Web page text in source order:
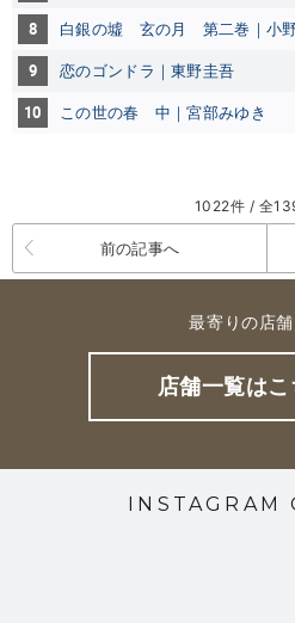
8 白銀の墟 玄の月 第二巻
9 恋のゴンドラ｜東野圭
10 この世の春 中｜宮部みゆき
1022件 / 全
前の記事へ
最寄りの店
店舗一覧はこ
INSTAGRAM